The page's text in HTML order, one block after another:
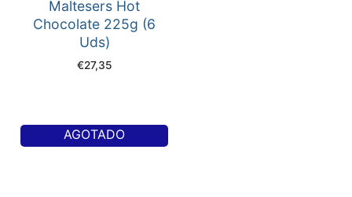
Maltesers Hot
Chocolate 225g (6
Uds)
€27,35
AGOTADO